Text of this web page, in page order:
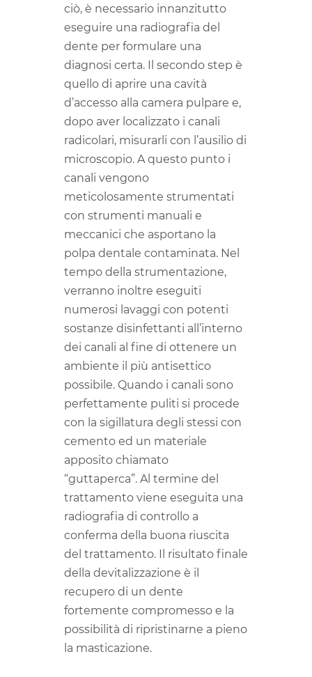
ciò, è necessario innanzitutto
eseguire una radiografia del
dente per formulare una
diagnosi certa. Il secondo step è
quello di aprire una cavità
d’accesso alla camera pulpare e,
dopo aver localizzato i canali
radicolari, misurarli con l’ausilio di
microscopio. A questo punto i
canali vengono
meticolosamente strumentati
con strumenti manuali e
meccanici che asportano la
polpa dentale contaminata. Nel
tempo della strumentazione,
verranno inoltre eseguiti
numerosi lavaggi con potenti
sostanze disinfettanti all’interno
dei canali al fine di ottenere un
ambiente il più antisettico
possibile. Quando i canali sono
perfettamente puliti si procede
con la sigillatura degli stessi con
cemento ed un materiale
apposito chiamato
“guttaperca”. Al termine del
trattamento viene eseguita una
radiografia di controllo a
conferma della buona riuscita
del trattamento. Il risultato finale
della devitalizzazione è il
recupero di un dente
fortemente compromesso e la
possibilità di ripristinarne a pieno
la masticazione.